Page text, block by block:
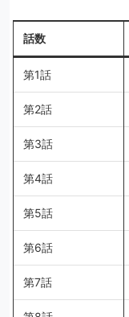
話数
第1話
第2話
第3話
第4話
第5話
第6話
第7話